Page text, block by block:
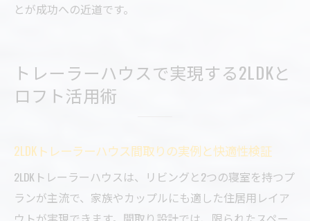
とが成功への近道です。
トレーラーハウスで実現する2LDKと
ロフト活用術
2LDKトレーラーハウス間取りの実例と快適性検証
2LDKトレーラーハウスは、リビングと2つの寝室を持つプ
ランが主流で、家族やカップルにも適した住居用レイア